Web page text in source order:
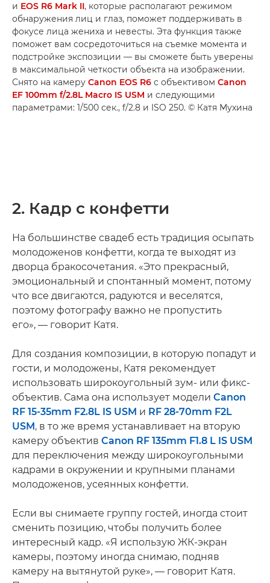
и EOS R6 Mark II, которые располагают режимом
обнаружения лиц и глаз, поможет поддерживать в
фокусе лица жениха и невесты. Эта функция также
поможет вам сосредоточиться на съемке момента и
подстройке экспозиции — вы сможете быть уверены
в максимальной четкости объекта на изображении.
Снято на камеру Canon EOS R6 с объективом Canon
EF 100mm f/2.8L Macro IS USM и следующими
параметрами: 1/500 сек., f/2.8 и ISO 250. © Катя Мухина
2. Кадр с конфетти
На большинстве свадеб есть традиция осыпать
молодоженов конфетти, когда те выходят из
дворца бракосочетания. «Это прекрасный,
эмоциональный и спонтанный момент, потому
что все двигаются, радуются и веселятся,
поэтому фотографу важно не пропустить
его», — говорит Катя.
Для создания композиции, в которую попадут и
гости, и молодожены, Катя рекомендует
использовать широкоугольный зум- или фикс-
объектив. Сама она использует модели Canon
RF 15-35mm F2.8L IS USM и RF 28-70mm F2L
USM , в то же время устанавливает на вторую
камеру объектив Canon RF 135mm F1.8 L IS USM
для переключения между широкоугольными
кадрами в окружении и крупными планами
молодоженов, усеянных конфетти.
Если вы снимаете группу гостей, иногда стоит
сменить позицию, чтобы получить более
интересный кадр. «Я использую ЖК-экран
камеры, поэтому иногда снимаю, подняв
камеру на вытянутой руке», — говорит Катя.